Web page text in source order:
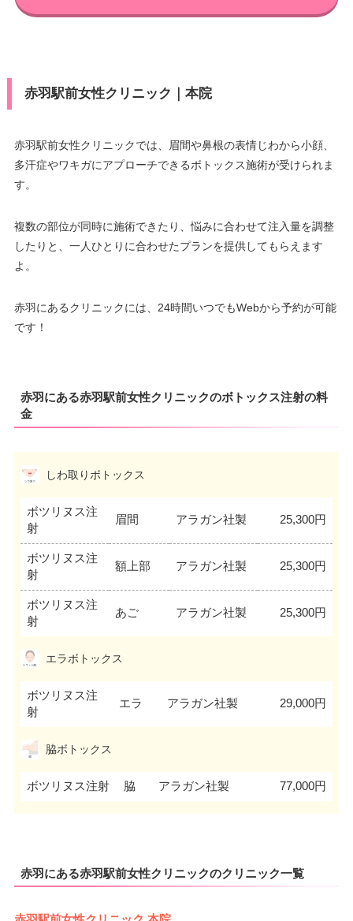
赤羽駅前女性クリニック｜本院
赤羽駅前女性クリニックでは、眉間や鼻根の表情じわから小顔、
多汗症やワキガにアプローチできるボトックス施術が受けられま
す。
複数の部位が同時に施術できたり、悩みに合わせて注入量を調整
したりと、一人ひとりに合わせたプランを提供してもらえます
よ。
赤羽にあるクリニックには、24時間いつでもWebから予約が可能
です！
赤羽にある赤羽駅前女性クリニックのボトックス注射の料
金
しわ取りボトックス
ボツリヌス注
射
眉間 アラガン社製 25,300円
ボツリヌス注
射
額上部 アラガン社製 25,300円
ボツリヌス注
射
あご アラガン社製 25,300円
エラボトックス
ボツリヌス注
射
エラ アラガン社製 29,000円
脇ボトックス
ボツリヌス注射 脇 アラガン社製 77,000円
赤羽にある赤羽駅前女性クリニックのクリニック一覧